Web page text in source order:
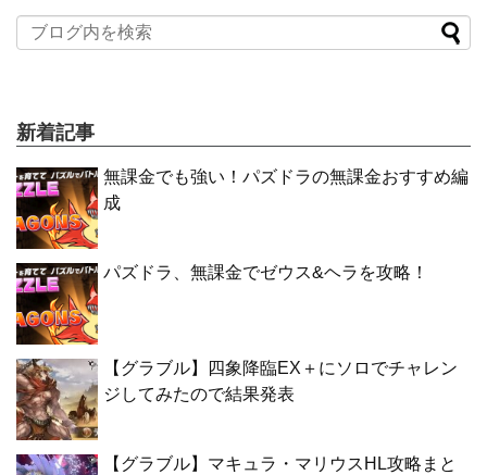
新着記事
無課金でも強い！パズドラの無課金おすすめ編
成
パズドラ、無課金でゼウス&ヘラを攻略！
【グラブル】四象降臨EX＋にソロでチャレン
ジしてみたので結果発表
【グラブル】マキュラ・マリウスHL攻略まと